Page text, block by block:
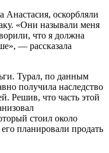
Анастасия, оскорбляли
«Они называли меня
что я должна
— рассказала
Турал, по данным
получила наследство
Решив, что часть этой
стоил около
планировали продать